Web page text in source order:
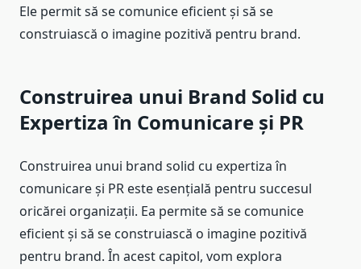
Ele permit să se comunice eficient și să se
construiască o imagine pozitivă pentru brand.
Construirea unui Brand Solid cu
Expertiza în Comunicare și PR
Construirea unui brand solid cu expertiza în
comunicare și PR este esențială pentru succesul
oricărei organizații. Ea permite să se comunice
eficient și să se construiască o imagine pozitivă
pentru brand. În acest capitol, vom explora